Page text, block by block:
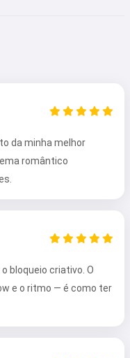
da minha melhor
romântico
bloqueio criativo. O
e o ritmo — é como ter